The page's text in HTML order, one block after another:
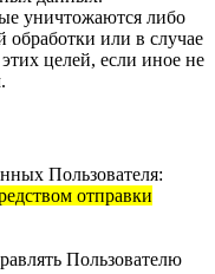
уничтожаются либо
обработки или в случае
целей, если иное не
Пользователя:
отправки
Пользователю